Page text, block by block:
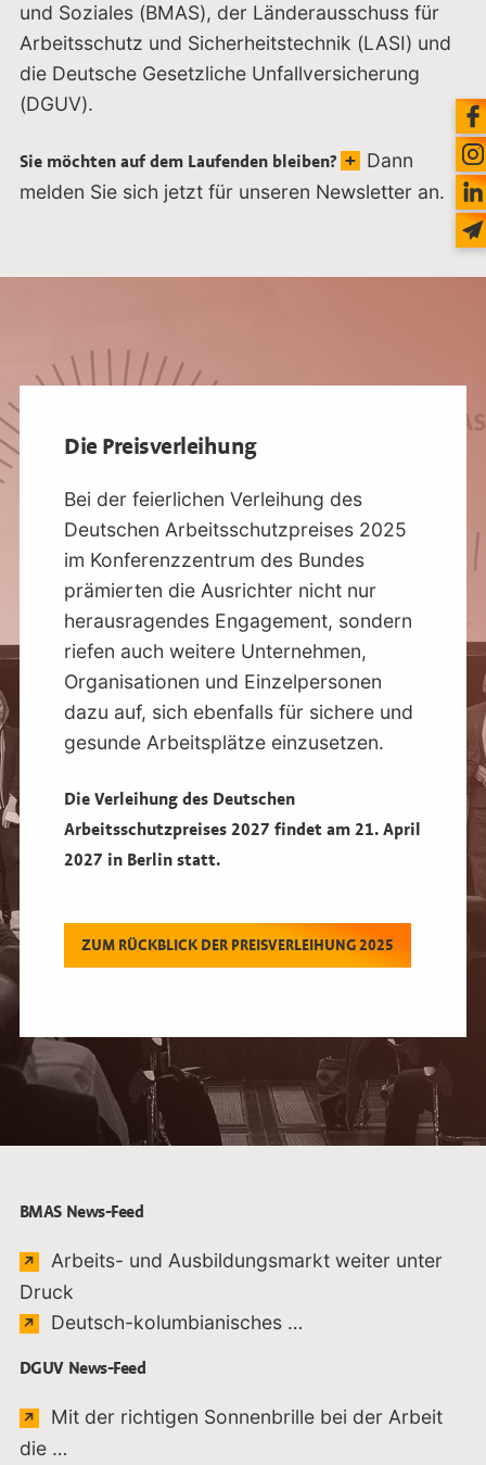
und Soziales (BMAS), der Länderausschuss für
Arbeitsschutz und Sicherheitstechnik (LASI) und
die Deutsche Gesetzliche Unfallversicherung
(DGUV).
Sie möchten auf dem Laufenden bleiben?
Dann
melden Sie sich jetzt für unseren Newsletter an.
Die Preisverleihung
Bei der feierlichen Verleihung des
Deutschen Arbeitsschutzpreises 2025
im Konferenzzentrum des Bundes
prämierten die Ausrichter nicht nur
herausragendes Engagement, sondern
riefen auch weitere Unternehmen,
Organisationen und Einzelpersonen
dazu auf, sich ebenfalls für sichere und
gesunde Arbeitsplätze einzusetzen.
Die Verleihung des Deutschen
Arbeitsschutzpreises 2027 findet am 21. April
2027 in Berlin statt.
ZUM RÜCKBLICK DER PREISVERLEIHUNG 2025
BMAS News-Feed
Arbeits- und Ausbildungsmarkt weiter unter
DruckLink öffnet sich in einem externen Fenster
Deutsch-kolumbianisches …
DGUV News-Feed
Mit der richtigen Sonnenbrille bei der Arbeit
die …